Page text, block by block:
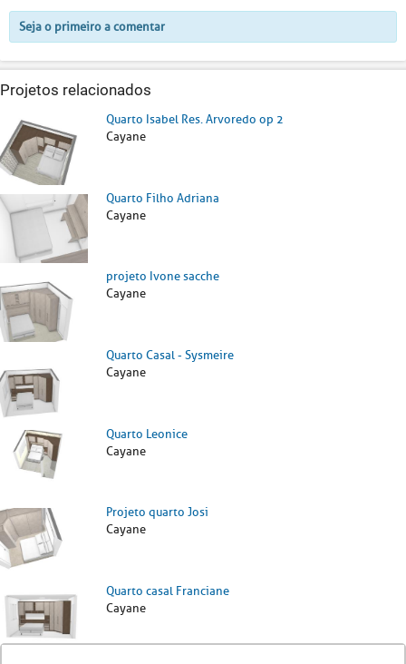
Seja o primeiro a comentar
Projetos relacionados
Quarto Isabel Res. Arvoredo op 2
Cayane
Quarto Filho Adriana
Cayane
projeto Ivone sacche
Cayane
Quarto Casal - Sysmeire
Cayane
Quarto Leonice
Cayane
Projeto quarto Josi
Cayane
Quarto casal Franciane
Cayane